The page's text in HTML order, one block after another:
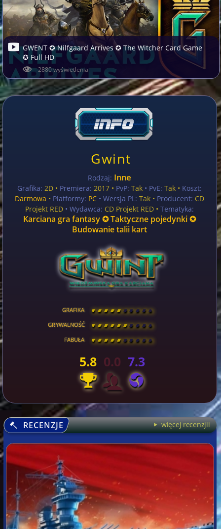
GWENT ✪ Nilfgaard Arrives ✪ The Witcher Card Game
✪ Full HD
2880 wyświetlenia
Gwint
Rodzaj: Inne
Grafika: 2D • Premiera: 2017 • PvP: Tak• PvE: Tak • Koszt:
Darmowa • Platformy: PC• Wersja PL: Tak• Producent: CD
Projekt RED• Wydawca: CD Projekt RED • Tematyka:
Karciana gra fantasy ✪ Taktyczne pojedynki ✪
Budowanie talii kart
GRAFIKA [ \ \ \ \ \ \ \ \ ]
GRYWALNOŚĆ [ \ \ \ \ \ \ \ \ ]
FABUŁA [ \ \ \ \ \ \ \ \ ]
5.8 0.0 7.3
RECENZJE więcej recenzjii